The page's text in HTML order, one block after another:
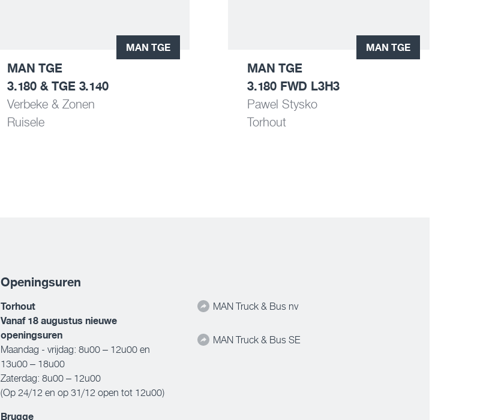
MAN TGE
MAN TGE
3.180 & TGE 3.140
Verbeke & Zonen
Ruisele
MAN TGE
MAN TGE
3.180 FWD L3H3
Pawel Stysko
Torhout
Openingsuren
Torhout
Vanaf 18 augustus nieuwe
openingsuren
Maandag - vrijdag: 8u00 – 12u00 en
13u00 – 18u00
Zaterdag: 8u00 – 12u00
(Op 24/12 en op 31/12 open tot 12u00)
Brugge
MAN Truck & Bus nv
MAN Truck & Bus SE